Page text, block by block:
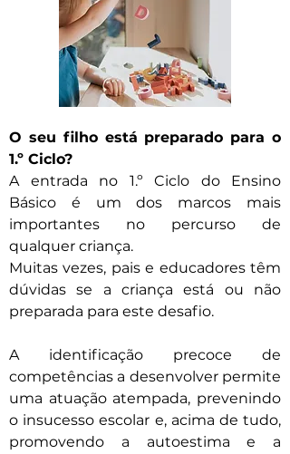
O seu filho está preparado para o
1.º Ciclo?
A entrada no 1.º Ciclo do Ensino
Básico é um dos marcos mais
importantes no percurso de
qualquer criança.
Muitas vezes, pais e educadores têm
dúvidas se a criança está ou não
preparada para este desafio.
A identificação precoce de
competências a desenvolver permite
uma atuação atempada, prevenindo
o insucesso escolar e, acima de tudo,
promovendo a autoestima e a